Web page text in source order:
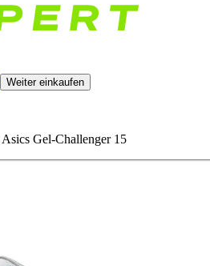
Weiter einkaufen
Gel-Challenger 15